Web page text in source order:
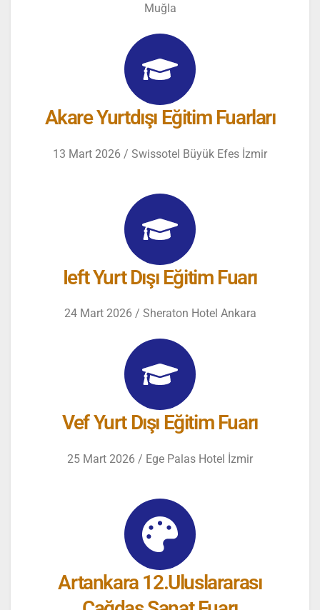
Muğla
Akare Yurtdışı Eğitim Fuarları
13 Mart 2026 / Swissotel Büyük Efes İzmir
Ieft Yurt Dışı Eğitim Fuarı
24 Mart 2026 / Sheraton Hotel Ankara
Vef Yurt Dışı Eğitim Fuarı
25 Mart 2026 / Ege Palas Hotel İzmir
Artankara 12.Uluslararası